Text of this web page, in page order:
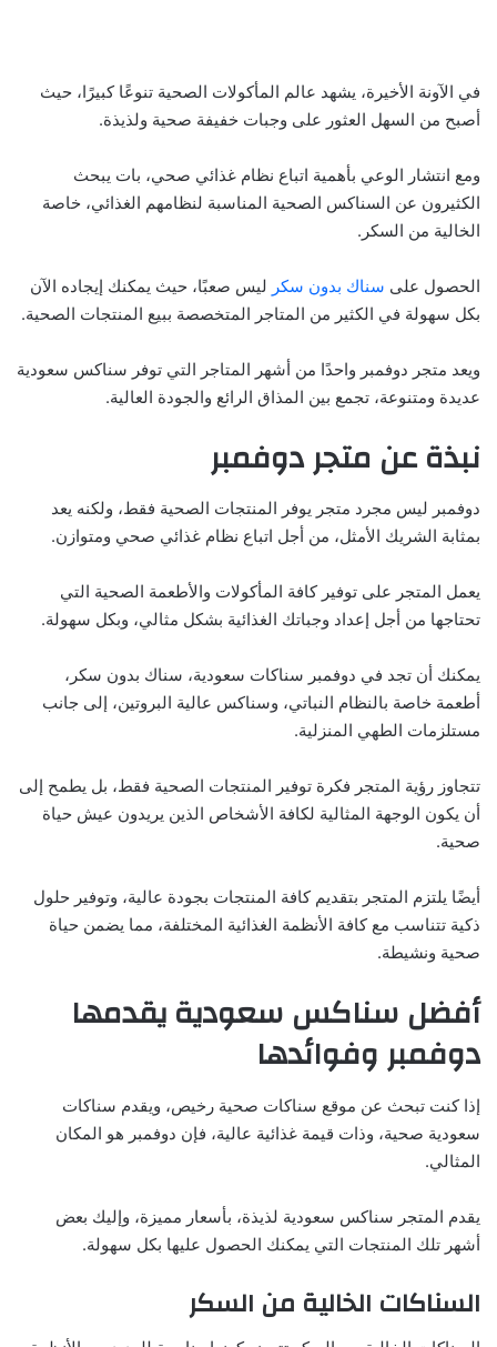
في الآونة الأخيرة، يشهد عالم المأكولات الصحية تنوعًا كبيرًا، حيث
أصبح من السهل العثور على وجبات خفيفة صحية ولذيذة.
ومع انتشار الوعي بأهمية اتباع نظام غذائي صحي، بات يبحث
الكثيرون عن السناكس الصحية المناسبة لنظامهم الغذائي، خاصة
الخالية من السكر.
الحصول على سناك بدون سكر ليس صعبًا، حيث يمكنك إيجاده الآن
بكل سهولة في الكثير من المتاجر المتخصصة ببيع المنتجات الصحية.
ويعد متجر دوفمبر واحدًا من أشهر المتاجر التي توفر سناكس سعودية
عديدة ومتنوعة، تجمع بين المذاق الرائع والجودة العالية.
نبذة عن متجر دوفمبر
دوفمبر ليس مجرد متجر يوفر المنتجات الصحية فقط، ولكنه يعد
بمثابة الشريك الأمثل، من أجل اتباع نظام غذائي صحي ومتوازن.
يعمل المتجر على توفير كافة المأكولات والأطعمة الصحية التي
تحتاجها من أجل إعداد وجباتك الغذائية بشكل مثالي، وبكل سهولة.
يمكنك أن تجد في دوفمبر سناكات سعودية، سناك بدون سكر،
أطعمة خاصة بالنظام النباتي، وسناكس عالية البروتين، إلى جانب
مستلزمات الطهي المنزلية.
تتجاوز رؤية المتجر فكرة توفير المنتجات الصحية فقط، بل يطمح إلى
أن يكون الوجهة المثالية لكافة الأشخاص الذين يريدون عيش حياة
صحية.
أيضًا يلتزم المتجر بتقديم كافة المنتجات بجودة عالية، وتوفير حلول
ذكية تتناسب مع كافة الأنظمة الغذائية المختلفة، مما يضمن حياة
صحية ونشيطة.
أفضل سناكس سعودية يقدمها
دوفمبر وفوائدها
إذا كنت تبحث عن موقع سناكات صحية رخيص، ويقدم سناكات
سعودية صحية، وذات قيمة غذائية عالية، فإن دوفمبر هو المكان
المثالي.
يقدم المتجر سناكس سعودية لذيذة، بأسعار مميزة، وإليك بعض
أشهر تلك المنتجات التي يمكنك الحصول عليها بكل سهولة.
السناكات الخالية من السكر